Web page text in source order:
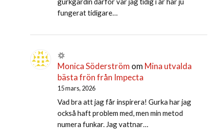
fungerat tidigare…
Monica Söderström om Mina utvalda
bästa frön från Impecta
15 mars, 2026
Vad bra att jag får inspirera! Gurka har jag
också haft problem med, men min metod
numera funkar. Jag vattnar…